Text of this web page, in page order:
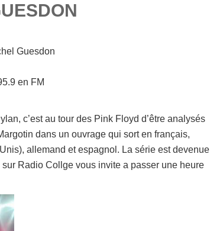
Guesdon
en FM
c’est au tour des Pink Floyd d’être analysés
dans un ouvrage qui sort en français,
allemand et espagnol. La série est devenue
Radio Collge vous invite a passer une heure